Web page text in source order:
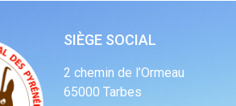
SIÈGE SOCIAL
2 chemin de l’Ormeau
65000 Tarbes